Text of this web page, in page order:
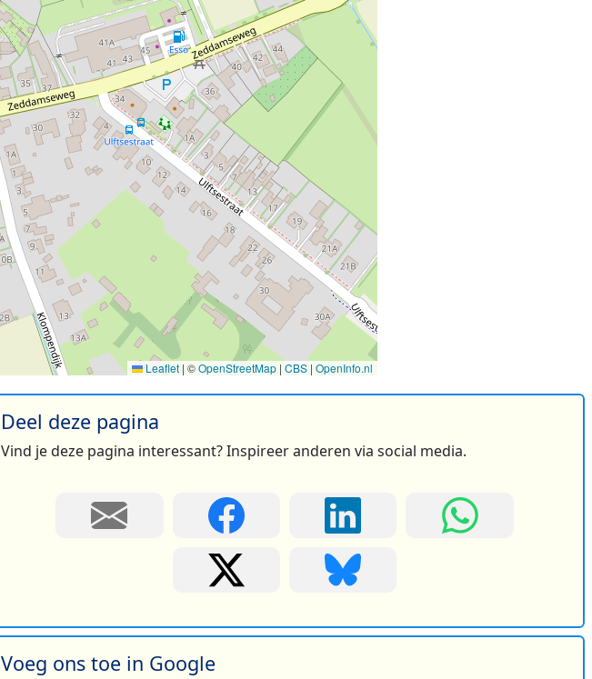
Leaflet | ©OpenStreetMap | CBS | OpenInfo.nl
Deel deze pagina
Vind je deze pagina interessant? Inspireer anderen via social media.
Voeg ons toe in Google